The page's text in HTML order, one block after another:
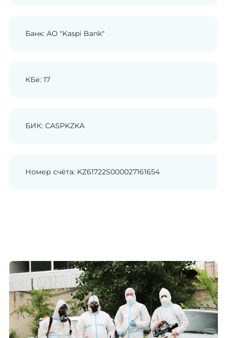
Банк: АО "Kaspi Bank"
КБе: 17
БИК: CASPKZKA
Номер счёта: KZ61722S000027161654